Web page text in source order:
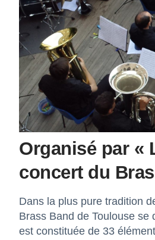
Organisé par «
concert du
Dans la plus pure tradition
Brass Band de Toulouse
est constituée de 33